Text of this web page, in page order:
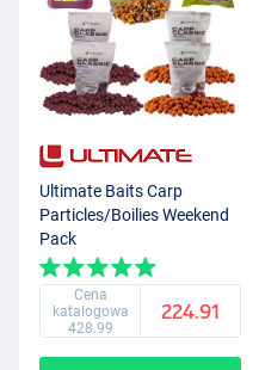
Ultimate Baits Carp
Particles/Boilies Weekend
Pack
Cena
katalogowa
428.99
224.91